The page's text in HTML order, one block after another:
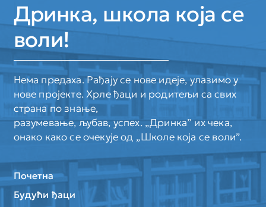
Дринка, школа која се
воли!
Нема предаха. Рађају се нове идеје, улазимо у
нове пројекте. Хрле ђаци и родитељи са свих
страна по знање,
разумевање, љубав, успех. „Дринка” их чека,
онако како се очекује од „Школе која се воли”.
Почетна
Будући ђаци